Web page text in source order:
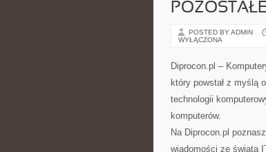
POSTED BY ADMIN
WYŁĄCZONA
Diprocon.pl –
który powstał z myślą
technologii
komputerów.
Na Diprocon.pl
wiadomości ze świata